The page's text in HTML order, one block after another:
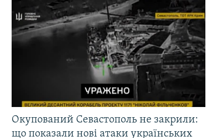
Окупований Севастополь не закрили:
що показали нові атаки українських